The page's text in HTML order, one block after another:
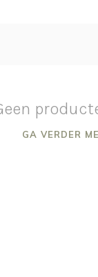
GA VERDER